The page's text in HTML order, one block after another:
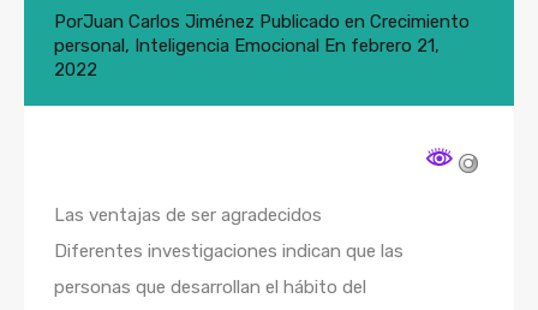
PorJuan Carlos Jiménez Publicado en Crecimiento
personal, Inteligencia Emocional En febrero 21,
2022
Las ventajas de ser agradecidos
Diferentes investigaciones indican que las
personas que desarrollan el hábito del